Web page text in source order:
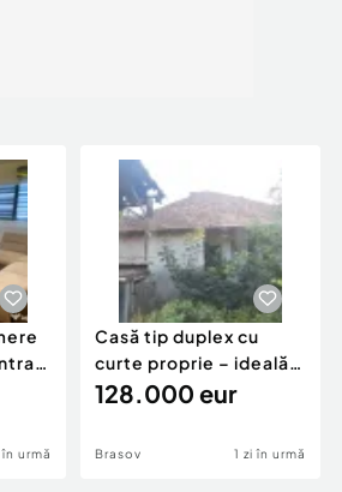
în urmă
Casă tip duplex cu
curte proprie – ideală
pentru renovar
128.000 eur
Brasov 1 zi în urmă